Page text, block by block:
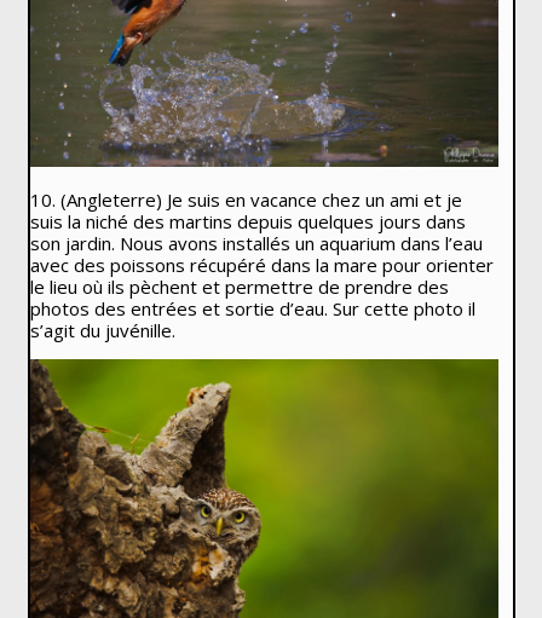
10. (Angleterre) Je suis en vacance chez un ami et je
suis la niché des martins depuis quelques jours dans
son jardin. Nous avons installés un aquarium dans l’eau
avec des poissons récupéré dans la mare pour orienter
le lieu où ils pèchent et permettre de prendre des
photos des entrées et sortie d’eau. Sur cette photo il
s’agit du juvénille.